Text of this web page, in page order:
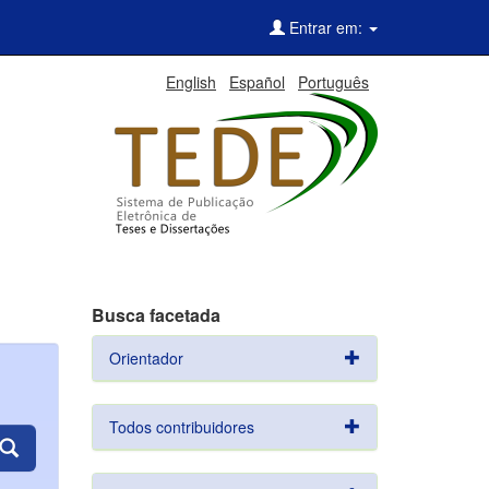
Entrar em:
English Español Português
Busca facetada
Orientador
Todos contribuidores